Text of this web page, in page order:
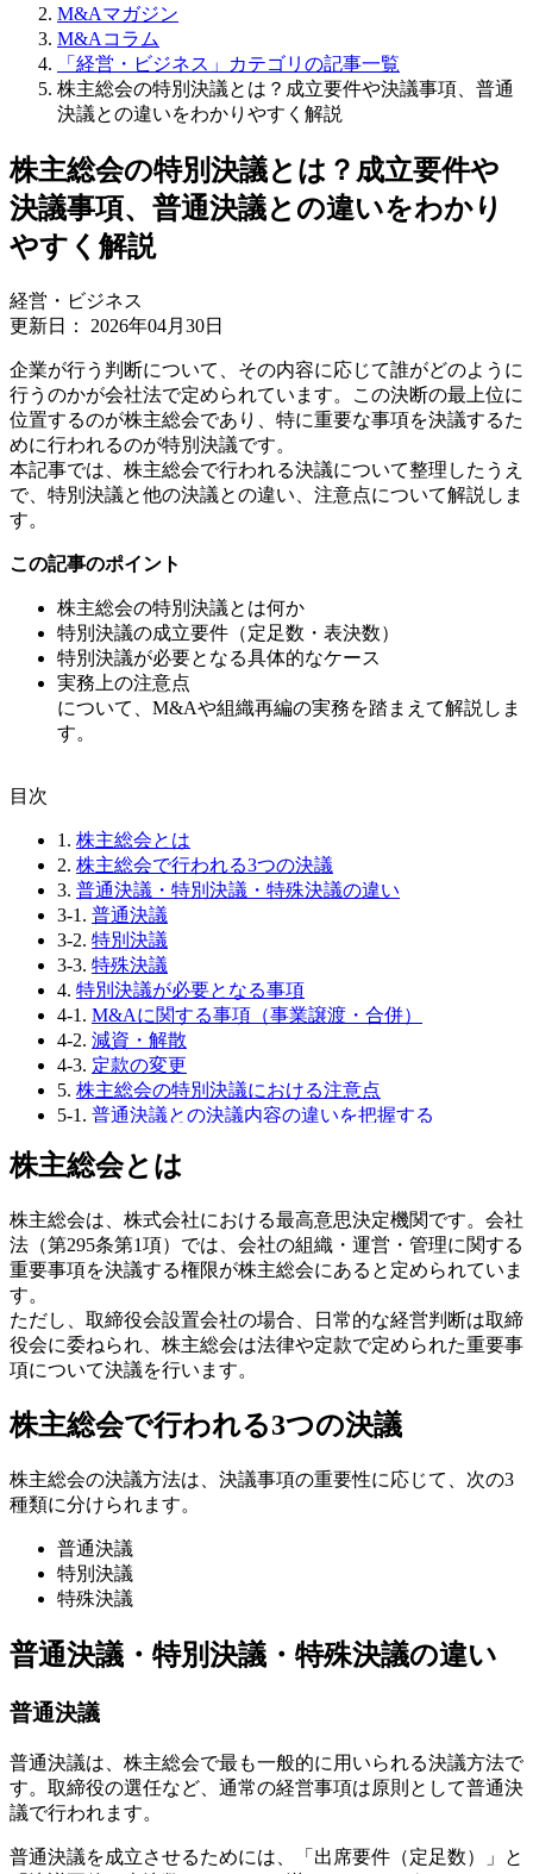
M&Aマガジン
M&Aコラム
「経営・ビジネス」カテゴリの記事一覧
株主総会の特別決議とは？成立要件や決議事項、普通
決議との違いをわかりやすく解説
株主総会の特別決議とは？成立要件や
決議事項、普通決議との違いをわかり
やすく解説
経営・ビジネス
更新日： 2026年04月30日
企業が行う判断について、その内容に応じて誰がどのように
行うのかが会社法で定められています。この決断の最上位に
位置するのが株主総会であり、特に重要な事項を決議するた
めに行われるのが特別決議です。
本記事では、株主総会で行われる決議について整理したうえ
で、特別決議と他の決議との違い、注意点について解説しま
す。
この記事のポイント
株主総会の特別決議とは何か
特別決議の成立要件（定足数・表決数）
特別決議が必要となる具体的なケース
実務上の注意点
について、M&Aや組織再編の実務を踏まえて解説しま
す。
⽬次
1. 株主総会とは
2. 株主総会で行われる3つの決議
3. 普通決議・特別決議・特殊決議の違い
3-1. 普通決議
3-2. 特別決議
3-3. 特殊決議
4. 特別決議が必要となる事項
4-1. M&Aに関する事項（事業譲渡・合併）
4-2. 減資・解散
4-3. 定款の変更
5. 株主総会の特別決議における注意点
5-1. 普通決議との決議内容の違いを把握する
5-3.①大株主によって拒否権が行使された場合
5-5.株主総会の特別決議は「書面決議」で行うことも
可能
5-6.書面決議とは
終わりに
6-1.著者
株主総会とは
株主総会は、株式会社における最高意思決定機関です。会社
法（第295条第1項）では、会社の組織・運営・管理に関する
重要事項を決議する権限が株主総会にあると定められていま
す。
ただし、取締役会設置会社の場合、日常的な経営判断は取締
役会に委ねられ、株主総会は法律や定款で定められた重要事
項について決議を行います。
株主総会で行われる3つの決議
株主総会の決議方法は、決議事項の重要性に応じて、次の3
種類に分けられます。
普通決議
特別決議
特殊決議
普通決議・特別決議・特殊決議の違い
普通決議
普通決議は、株主総会で最も一般的に用いられる決議方法で
す。取締役の選任など、通常の経営事項は原則として普通決
議で行われます。
普通決議を成立させるためには、「出席要件（定足数）」と